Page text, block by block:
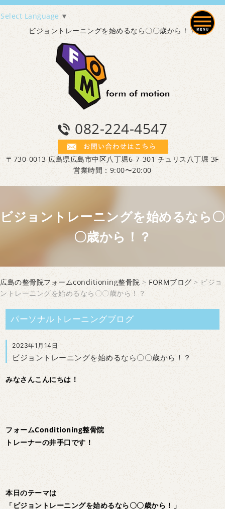
Select Language ▼
ビジョントレーニングを始めるなら〇〇歳から！？
082-224-4547
〒730-0013 広島県広島市中区八丁堀6-7-301 チュリス八丁堀 3F
営業時間：9:00〜20:00
ビジョントレーニングを始めるなら〇
〇歳から！？
広島の整骨院フォームconditioning整骨院 > FORMブログ > ビジョ
ントレーニングを始めるなら〇〇歳から！？
パーソナルトレーニングブログ
2023年1月14日
ビジョントレーニングを始めるなら〇〇歳から！？
みなさんこんにちは！
フォームConditioning整骨院
トレーナーの井手口です！
本日のテーマは
「ビジョントレーニングを始めるなら〇〇歳から！」